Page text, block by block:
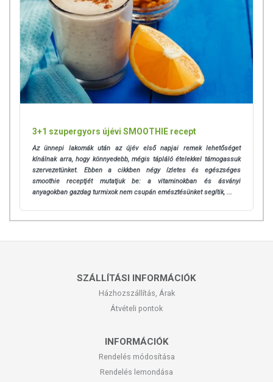
3+1 szupergyors újévi SMOOTHIE recept
Az ünnepi lakomák után az újév első napjai remek lehetőséget
kínálnak arra, hogy könnyedebb, mégis tápláló ételekkel támogassuk
szervezetünket. Ebben a cikkben négy ízletes és egészséges
smoothie receptjét mutatjuk be: a vitaminokban és ásványi
anyagokban gazdag turmixok nem csupán emésztésünket segítik, ...
SZÁLLÍTÁSI INFORMÁCIÓK
Házhozszállítás, Árak
Átvételi pontok
INFORMÁCIÓK
Rendelés módosítása
Rendelés lemondása